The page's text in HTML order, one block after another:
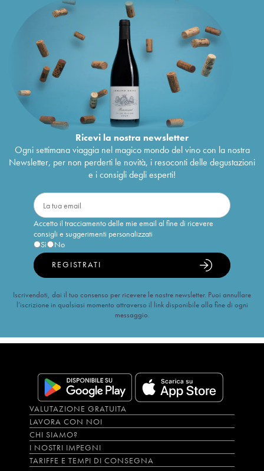
Ricevi la nostra newsletter
Ogni settimana viaggia nel magico mondo del vino con la nostra
Newsletter, per non perderti le novità, i resoconti delle degustazioni
e i consigli degli esperti!
Accetto il tracciamento delle mie email al fine di ricevere
consigli e suggerimenti personalizzati
Sì
No
REGISTRATI
Iscrivendoti, dai il tuo consenso per ricevere le nostre newsletter. Puoi annullare
l’iscrizione in qualsiasi momento attraverso il link disponibile alla fine di ogni
messaggio.
VALUTAZIONE GRATUITA
LAVORA CON NOI
CHI SIAMO?
I NOSTRI IMPEGNI
TARIFFE E TEMPI DI CONSEGNA